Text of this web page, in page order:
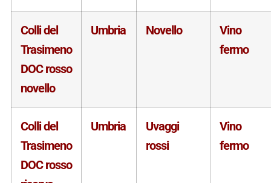
Colli del
Trasimeno
DOC rosso
novello
Umbria Novello
Vino
fermo
Colli del
Trasimeno
DOC rosso
Umbria
Uvaggi
rossi
Vino
fermo